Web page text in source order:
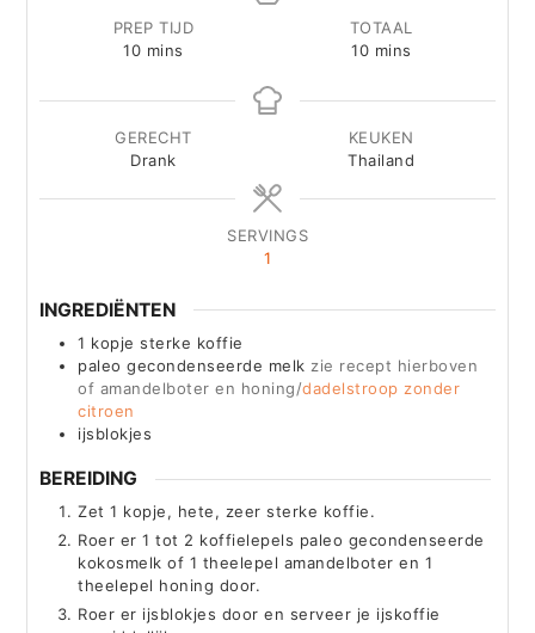
PREP TIJD
10minutes
mins
TOTAAL
10minutes
mins
GERECHT
Drank
KEUKEN
Thailand
SERVINGS
1
INGREDIËNTEN
1 kopje sterke koffie
paleo gecondenseerde melk zie recept hierboven
of amandelboter en honing/dadelstroop zonder
citroen
ijsblokjes
BEREIDING
Zet 1 kopje, hete, zeer sterke koffie.
Roer er 1 tot 2 koffielepels paleo gecondenseerde
kokosmelk of 1 theelepel amandelboter en 1
theelepel honing door.
Roer er ijsblokjes door en serveer je ijskoffie